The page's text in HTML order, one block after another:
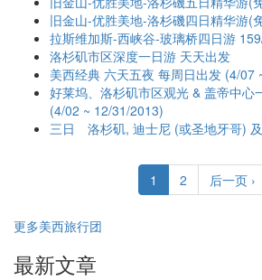
旧金山-优胜美地-洛杉磯四日精华游(
拉斯维加斯-西峡谷-玻璃桥四日游
洛杉矶市区深度一日游 天天出发
美西经典 六天五夜 每周日出发 (4/07
好莱坞、洛杉矶市区观光 & 盖帝中心
(4/02 ~ 12/31/2013)
三日 洛杉矶, 迪士尼 (或圣地牙哥)
1 2 后一页 ›
更多美西旅行团
最新文章